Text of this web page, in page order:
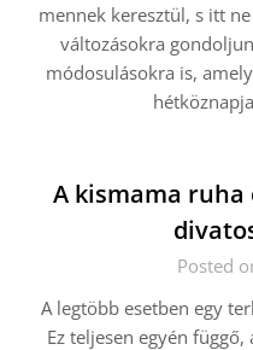
mennek keresztül, s itt
változásokra
módosulásokra is,
A kismama ruha
Posted
A legtöbb esetben egy
Ez teljesen egyén